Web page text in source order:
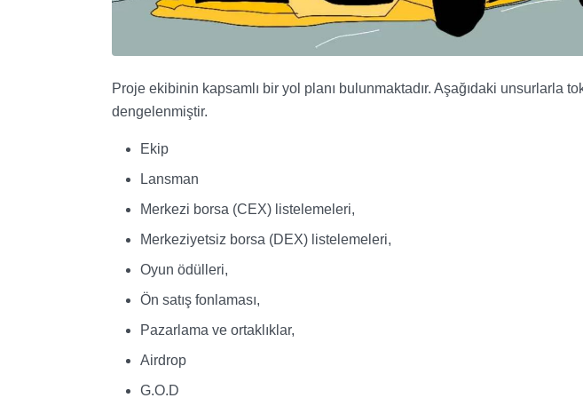
Proje ekibinin kapsamlı bir yol planı bulunmaktadır. Aşağıdaki unsurlarla
dengelenmiştir.
Ekip
Lansman
Merkezi borsa (CEX) listelemeleri,
Merkeziyetsiz borsa (DEX) listelemeleri,
Oyun ödülleri,
Ön satış fonlaması,
Pazarlama ve ortaklıklar,
Airdrop
G.O.D